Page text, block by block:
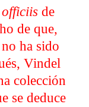
de
de que,
ha sido
Vindel
colección
se deduce